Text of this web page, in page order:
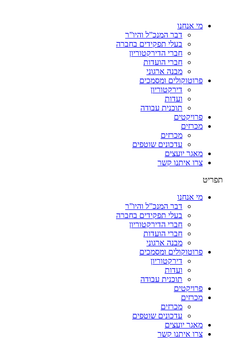
מי אנחנו
דבר המנכ”ל והיו”ר
בעלי תפקידים בחברה
חברי הדירקטוריון
חברי הועדות
מבנה ארגוני
פרוטוקולים ומסמכים
דירקטוריון
ועדות
תוכנית עבודה
פרויקטים
מכרזים
מכרזים
עדכונים שוטפים
מאגר יועצים
צרו איתנו קשר
תפריט
מי אנחנו
דבר המנכ”ל והיו”ר
בעלי תפקידים בחברה
חברי הדירקטוריון
חברי הועדות
מבנה ארגוני
פרוטוקולים ומסמכים
דירקטוריון
ועדות
תוכנית עבודה
פרויקטים
מכרזים
מכרזים
עדכונים שוטפים
מאגר יועצים
צרו איתנו קשר